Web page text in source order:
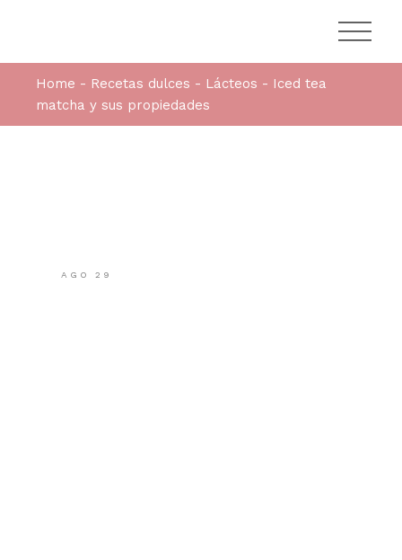
Home Recetas dulces Lácteos
Iced tea
matcha y sus propiedades
AGO 29